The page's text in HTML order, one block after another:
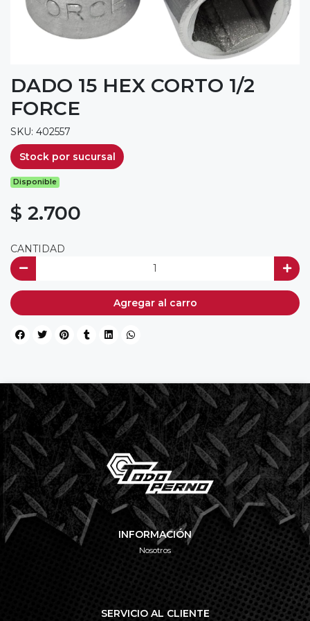
DADO 15 HEX CORTO 1/2
FORCE
SKU: 402557
Stock por sucursal
Disponible
$ 2.700
CANTIDAD
Agregar al carro
INFORMACIÓN
Nosotros
SERVICIO AL CLIENTE